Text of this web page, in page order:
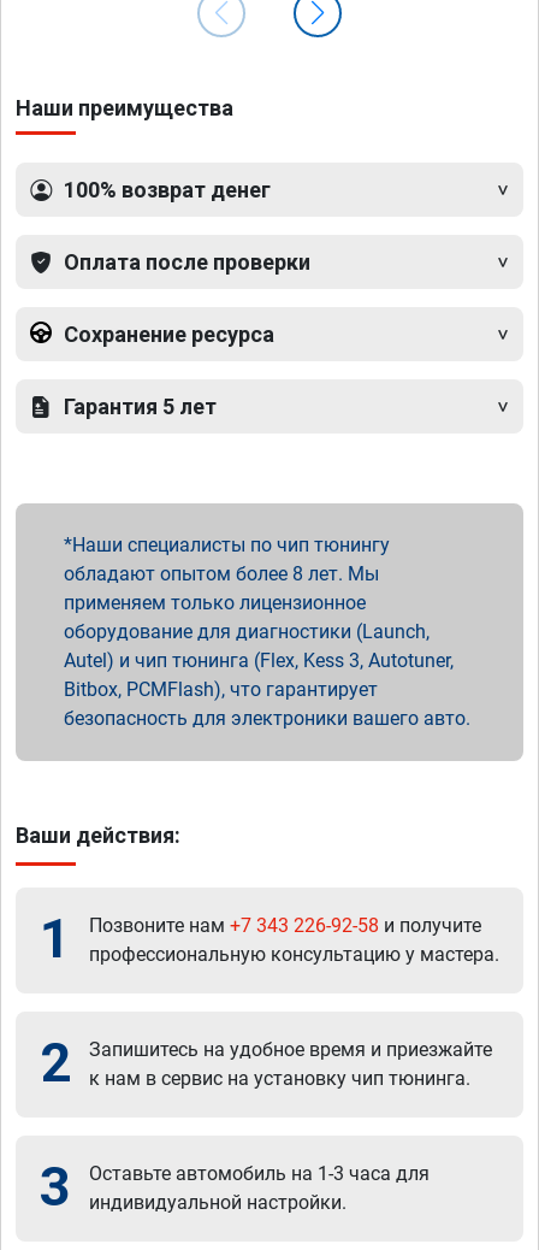
Наши преимущества
100% возврат денег
Оплата после проверки
Сохранение ресурса
Гарантия 5 лет
Наши специалисты по чип тюнингу
обладают опытом более 8 лет. Мы
применяем только лицензионное
оборудование для диагностики (Launch,
Autel) и чип тюнинга (Flex, Kess 3, Autotuner,
Bitbox, PCMFlash), что гарантирует
безопасность для электроники вашего авто.
Ваши действия:
1 Позвоните нам +7 343 226-92-58 и получите
профессиональную консультацию у мастера.
2
Запишитесь на удобное время и приезжайте
к нам в сервис на установку чип тюнинга.
3
Оставьте автомобиль на 1-3 часа для
индивидуальной настройки.